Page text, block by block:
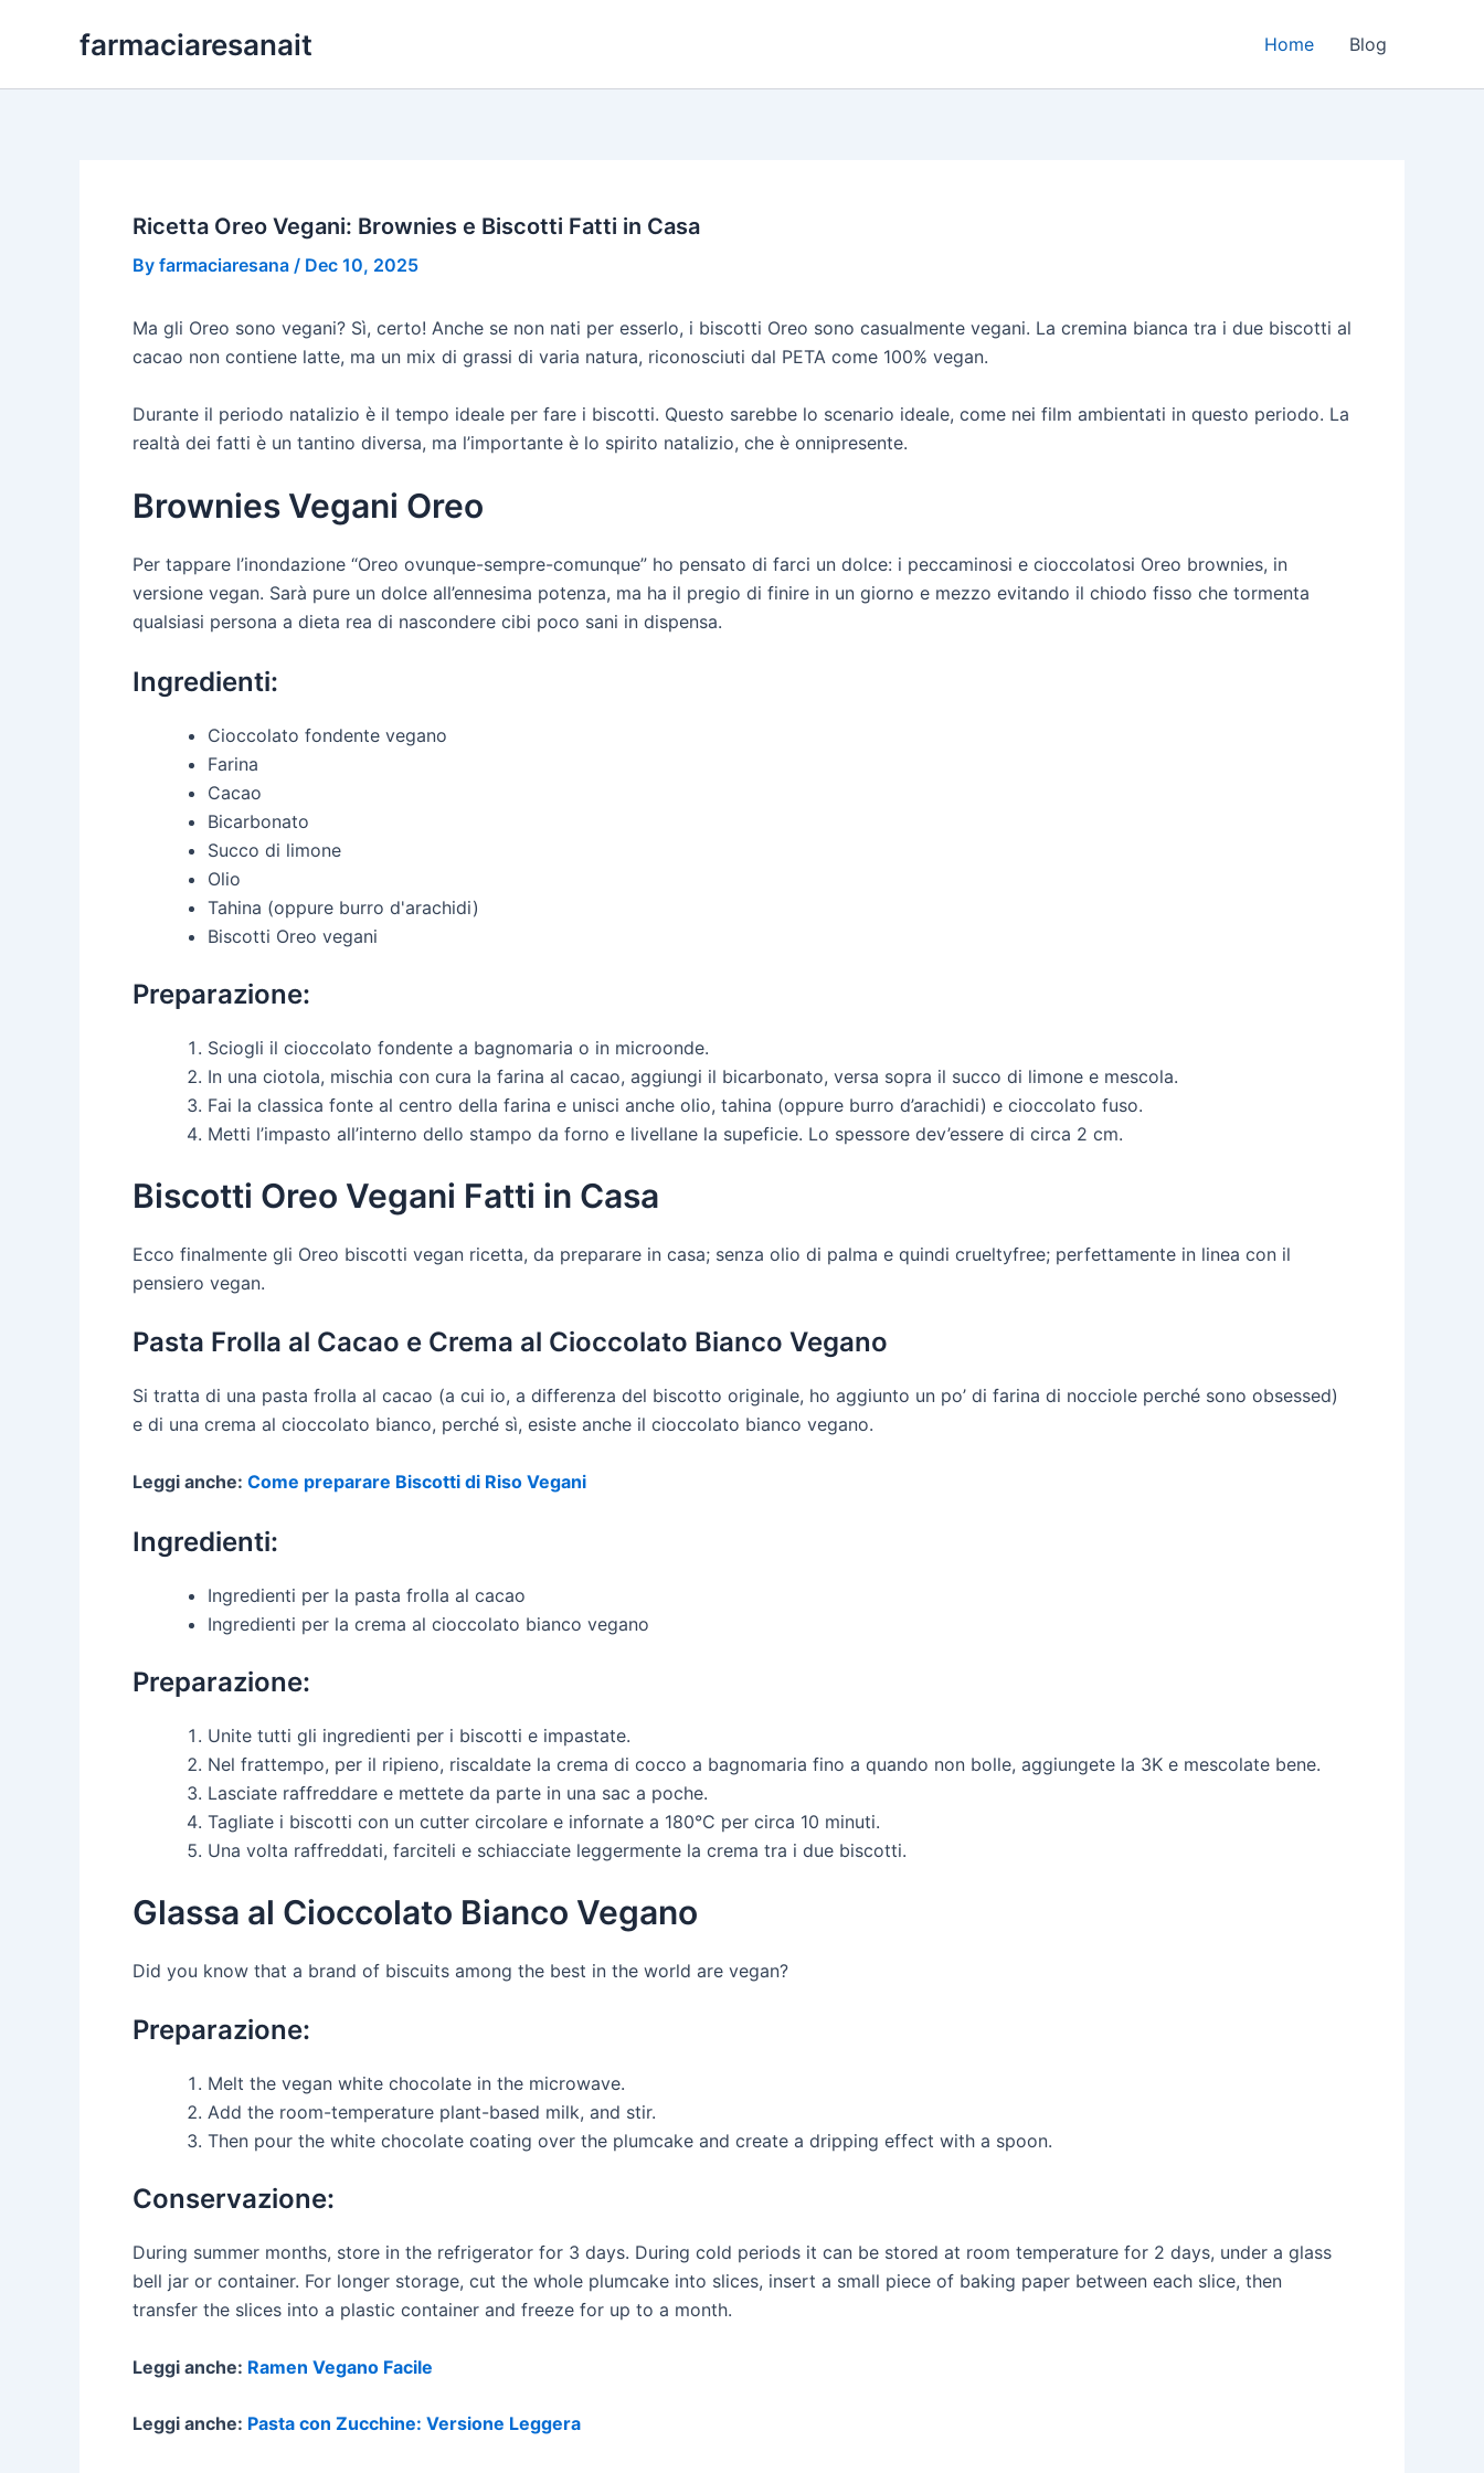
farmaciaresanait Home Blog
Ricetta Oreo Vegani: Brownies e Biscotti Fatti in Casa
By farmaciaresana / Dec 10, 2025
Ma gli Oreo sono vegani? Sì, certo! Anche se non nati per esserlo, i biscotti Oreo sono casualmente vegani. La cremina bianca tra i due biscotti al
cacao non contiene latte, ma un mix di grassi di varia natura, riconosciuti dal PETA come 100% vegan.
Durante il periodo natalizio è il tempo ideale per fare i biscotti. Questo sarebbe lo scenario ideale, come nei film ambientati in questo periodo. La
realtà dei fatti è un tantino diversa, ma l’importante è lo spirito natalizio, che è onnipresente.
Brownies Vegani Oreo
Per tappare l’inondazione “Oreo ovunque-sempre-comunque” ho pensato di farci un dolce: i peccaminosi e cioccolatosi Oreo brownies, in
versione vegan. Sarà pure un dolce all’ennesima potenza, ma ha il pregio di finire in un giorno e mezzo evitando il chiodo fisso che tormenta
qualsiasi persona a dieta rea di nascondere cibi poco sani in dispensa.
Ingredienti:
Cioccolato fondente vegano
Farina
Cacao
Bicarbonato
Succo di limone
Olio
Tahina (oppure burro d'arachidi)
Biscotti Oreo vegani
Preparazione:
Sciogli il cioccolato fondente a bagnomaria o in microonde.
In una ciotola, mischia con cura la farina al cacao, aggiungi il bicarbonato, versa sopra il succo di limone e mescola.
Fai la classica fonte al centro della farina e unisci anche olio, tahina (oppure burro d’arachidi) e cioccolato fuso.
Metti l’impasto all’interno dello stampo da forno e livellane la supeficie. Lo spessore dev’essere di circa 2 cm.
Biscotti Oreo Vegani Fatti in Casa
Ecco finalmente gli Oreo biscotti vegan ricetta, da preparare in casa; senza olio di palma e quindi crueltyfree; perfettamente in linea con il
pensiero vegan.
Pasta Frolla al Cacao e Crema al Cioccolato Bianco Vegano
Si tratta di una pasta frolla al cacao (a cui io, a differenza del biscotto originale, ho aggiunto un po’ di farina di nocciole perché sono obsessed)
e di una crema al cioccolato bianco, perché sì, esiste anche il cioccolato bianco vegano.
Leggi anche: Come preparare Biscotti di Riso Vegani
Ingredienti:
Ingredienti per la pasta frolla al cacao
Ingredienti per la crema al cioccolato bianco vegano
Preparazione:
Unite tutti gli ingredienti per i biscotti e impastate.
Nel frattempo, per il ripieno, riscaldate la crema di cocco a bagnomaria fino a quando non bolle, aggiungete la 3K e mescolate bene.
Lasciate raffreddare e mettete da parte in una sac a poche.
Tagliate i biscotti con un cutter circolare e infornate a 180°C per circa 10 minuti.
Una volta raffreddati, farciteli e schiacciate leggermente la crema tra i due biscotti.
Glassa al Cioccolato Bianco Vegano
Did you know that a brand of biscuits among the best in the world are vegan?
Preparazione:
Melt the vegan white chocolate in the microwave.
Add the room-temperature plant-based milk, and stir.
Then pour the white chocolate coating over the plumcake and create a dripping effect with a spoon.
Conservazione:
During summer months, store in the refrigerator for 3 days. During cold periods it can be stored at room temperature for 2 days, under a glass
bell jar or container. For longer storage, cut the whole plumcake into slices, insert a small piece of baking paper between each slice, then
transfer the slices into a plastic container and freeze for up to a month.
Leggi anche: Ramen Vegano Facile
Leggi anche: Pasta con Zucchine: Versione Leggera